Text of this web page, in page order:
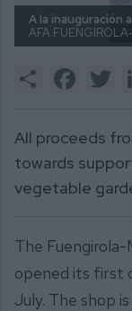
A la inauguración
AFA
Share
All proceeds
towards
vegetable
The Fuengirola-
opened its first
July. The shop